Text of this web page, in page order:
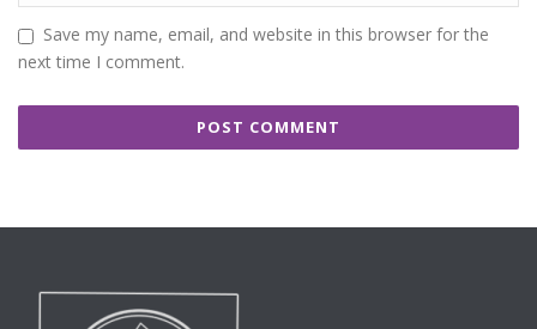
Save my name, email, and website in this browser for the
next time I comment.